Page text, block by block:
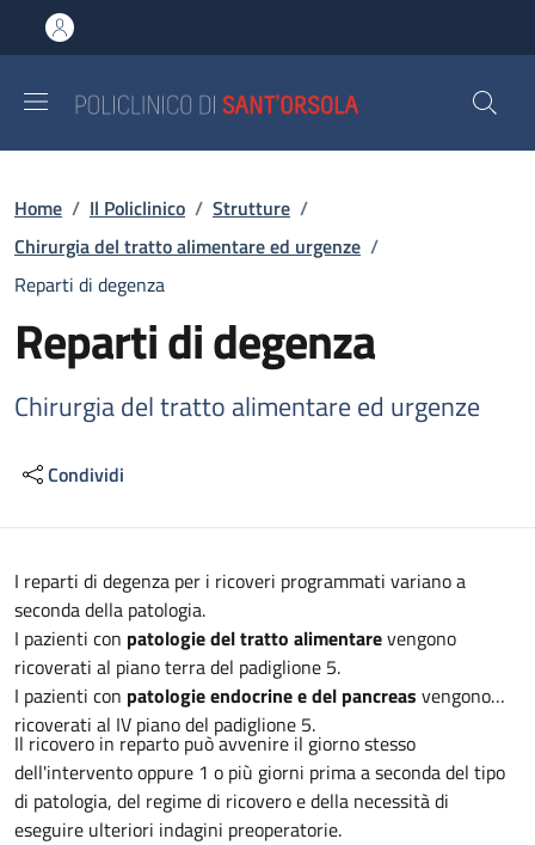
al contenuto principale
to footer content
Briciole di pane
Home / Il Policlinico / Strutture /
Chirurgia del tratto alimentare ed urgenze /
Reparti di degenza
Reparti di degenza
Chirurgia del tratto alimentare ed urgenze
Condividi
Descrizione
I reparti di degenza per i ricoveri programmati variano a
seconda della patologia.
I pazienti con patologie del tratto alimentarevengono
ricoverati al piano terra del padiglione 5.
I pazienti con patologie endocrine e del pancreas vengono
ricoverati al IV piano del padiglione 5.
Il ricovero in reparto può avvenire il giorno stesso
dell'intervento oppure 1 o più giorni prima a seconda del tipo
di patologia, del regime di ricovero e della necessità di
eseguire ulteriori indagini preoperatorie.